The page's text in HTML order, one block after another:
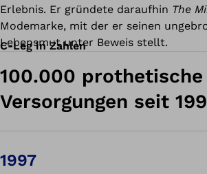
Erlebnis. Er gründete daraufhin The
Modemarke, mit der er seinen
Lebensmut unter Beweis stellt.
C-Leg in Zahlen
100.000 prothetische
Versorgungen seit
1997